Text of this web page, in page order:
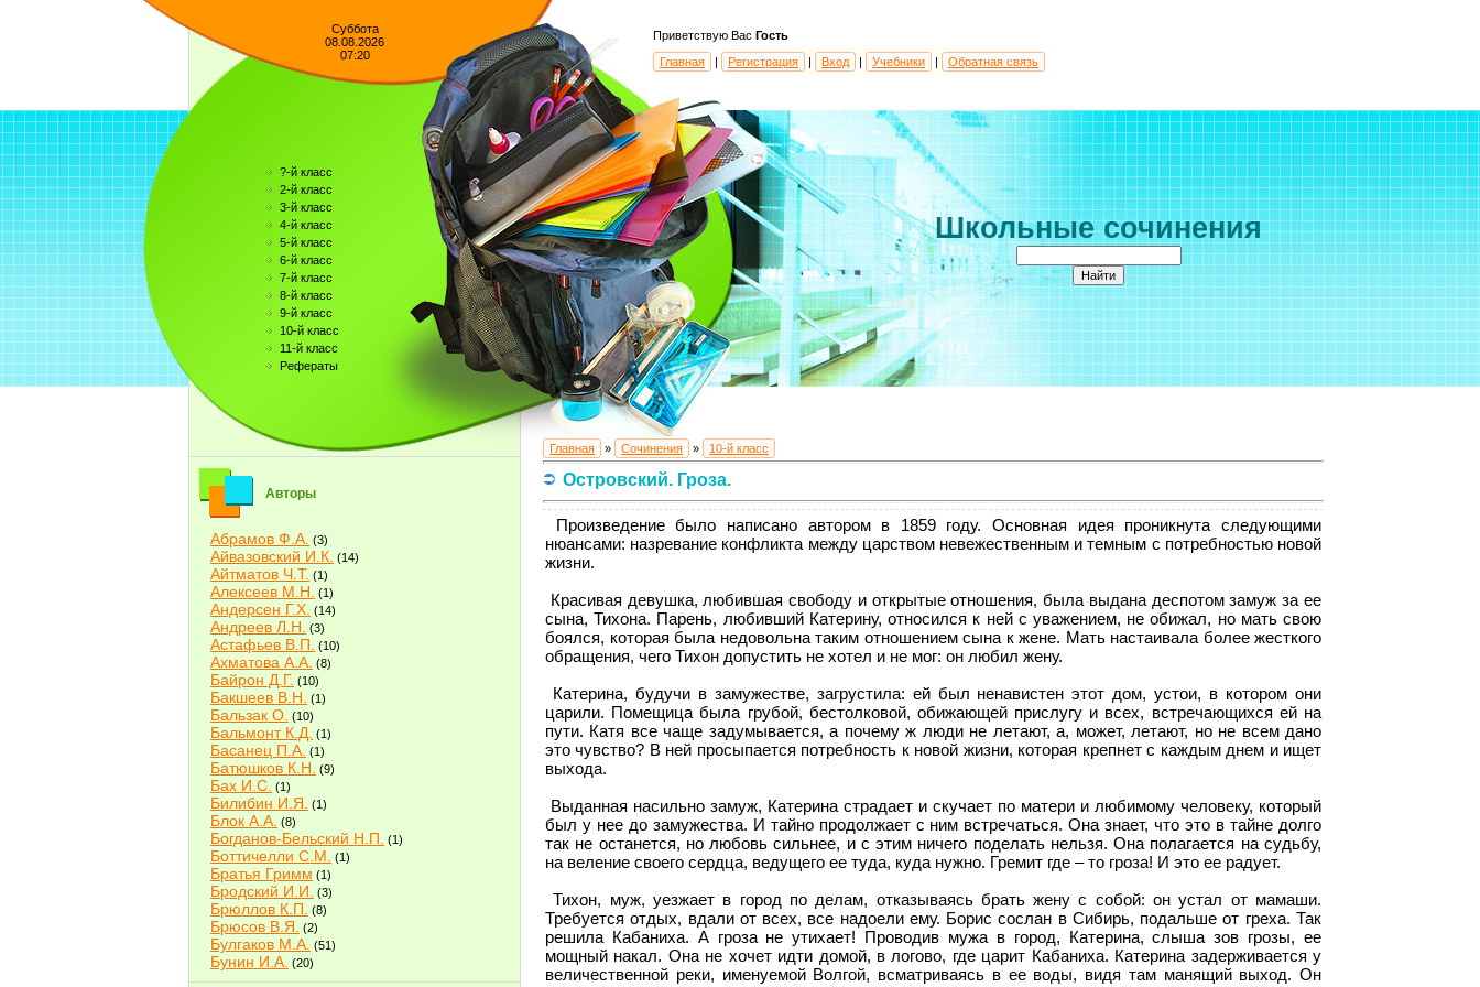
Суббота
08.08.2026
07:20
?-й класс
2-й класс
3-й класс
4-й класс
5-й класс
6-й класс
7-й класс
8-й класс
9-й класс
10-й класс
11-й класс
Рефераты
Авторы
Абрамов Ф.А. (3)
Айвазовский И.К. (14)
Айтматов Ч.Т. (1)
Алексеев М.Н. (1)
Андерсен Г.Х. (14)
Андреев Л.Н. (3)
Астафьев В.П. (10)
Ахматова А.А. (8)
Байрон Д.Г. (10)
Бакшеев В.Н. (1)
Бальзак О. (10)
Бальмонт К.Д. (1)
Басанец П.А. (1)
Батюшков К.Н. (9)
Бах И.С. (1)
Билибин И.Я. (1)
Блок А.А. (8)
Богданов-Бельский Н.П. (1)
Боттичелли С.М. (1)
Братья Гримм (1)
Бродский И.И. (3)
Брюллов К.П. (8)
Брюсов В.Я. (2)
Булгаков М.А. (51)
Бунин И.А. (20)
Быков В.В.(2)
Приветствую Вас Гость
Главная
| Регистрация | Вход | Учебники | Обратная связь
Школьные сочинения
Главная » Сочинения » 10-й класс
Островский. Гроза.
Произведение было написано автором в 1859 году. Основная идея проникнута следующими
нюансами: назревание конфликта между царством невежественным и темным с потребностью новой
жизни.
Красивая девушка, любившая свободу и открытые отношения, была выдана деспотом замуж за ее
сына, Тихона. Парень, любивший Катерину, относился к ней с уважением, не обижал, но мать свою
боялся, которая была недовольна таким отношением сына к жене. Мать настаивала более жесткого
обращения, чего Тихон допустить не хотел и не мог: он любил жену.
Катерина, будучи в замужестве, загрустила: ей был ненавистен этот дом, устои, в котором они
царили. Помещица была грубой, бестолковой, обижающей прислугу и всех, встречающихся ей на
пути. Катя все чаще задумывается, а почему ж люди не летают, а, может, летают, но не всем дано
это чувство? В ней просыпается потребность к новой жизни, которая крепнет с каждым днем и ищет
выхода.
Выданная насильно замуж, Катерина страдает и скучает по матери и любимому человеку, который
был у нее до замужества. И тайно продолжает с ним встречаться. Она знает, что это в тайне долго
так не останется, но любовь сильнее, и с этим ничего поделать нельзя. Она полагается на судьбу,
на веление своего сердца, ведущего ее туда, куда нужно. Гремит где – то гроза! И это ее радует.
Тихон, муж, уезжает в город по делам, отказываясь брать жену с собой: он устал от мамаши.
Требуется отдых, вдали от всех, все надоели ему. Борис сослан в Сибирь, подальше от греха. Так
решила Кабаниха. А гроза не утихает! Проводив мужа в город, Катерина, слыша зов грозы, ее
мощный накал. Она не хочет идти домой, в логово, где царит Кабаниха. Катерина задерживается у
величественной реки, именуемой Волгой, всматриваясь в ее воды, видя там манящий выход. Он